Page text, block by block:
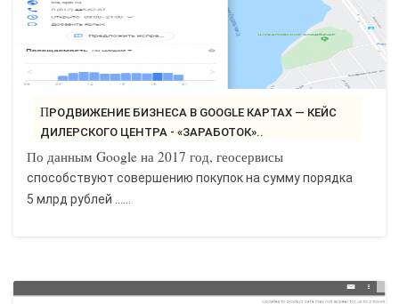
ПРОДВИЖЕНИЕ БИЗНЕСА В GOOGLE КАРТАХ — КЕЙС
ДИЛЕРСКОГО ЦЕНТРА - «ЗАРАБОТОК»..
По данным Google на 2017 год, геосервисы
способствуют совершению покупок на сумму порядка
5 млрд рублей ......